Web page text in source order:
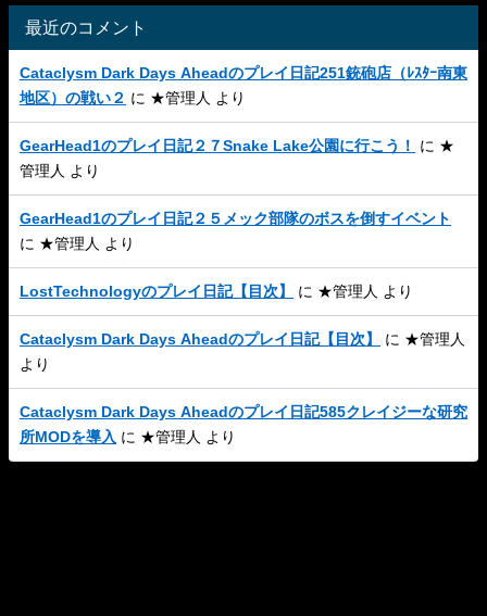
最近のコメント
Cataclysm Dark Days Aheadのプレイ日記251銃砲店（ﾚｽﾀｰ南東
地区）の戦い２ に ★管理人 より
GearHead1のプレイ日記２７Snake Lake公園に行こう！ に ★
管理人
より
GearHead1のプレイ日記２５メック部隊のボスを倒すイベント
に ★管理人 より
LostTechnologyのプレイ日記【目次】 に ★管理人 より
Cataclysm Dark Days Aheadのプレイ日記【目次】 に ★管理人
より
Cataclysm Dark Days Aheadのプレイ日記585クレイジーな研究
所MODを導入 に ★管理人 より